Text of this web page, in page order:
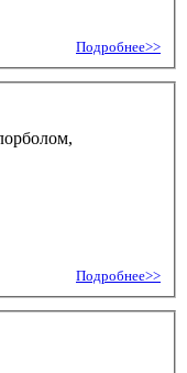
Подробнее>>
Подробнее>>